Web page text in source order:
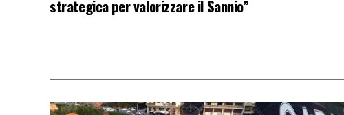
strategica per valorizzare il Sannio”